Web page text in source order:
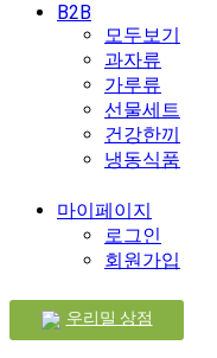
B2B
모두보기
과자류
가루류
선물세트
건강한끼
냉동식품
마이페이지
로그인
회원가입
우리밀 상점